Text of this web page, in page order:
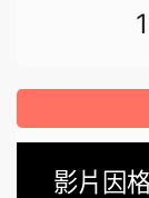
影片因